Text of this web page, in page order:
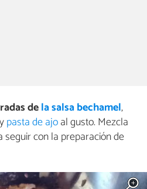
dela salsa bechamel,
pasta de ajoal gusto. Mezcla
seguir con la preparación de